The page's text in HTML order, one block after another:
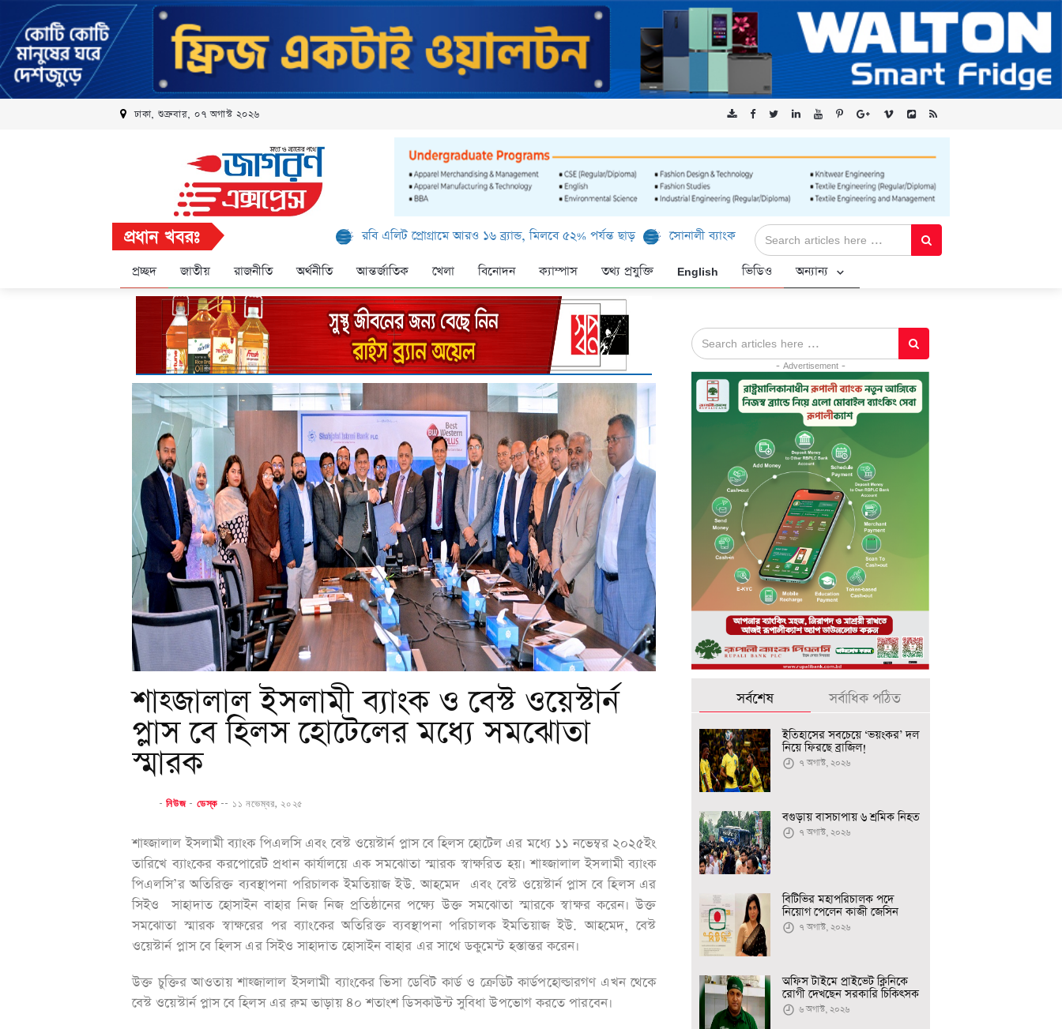
ঢাকা, শুক্রবার, ০৭ অগাস্ট ২০২৬
প্রধান খবরঃ রবি এলিট প্রোগ্রামে আরও ১৬ ব্র্যান্ড, মিলবে ৫২% পর্যন্ত ছাড় সোনালী ব্যাংক লিমিটেড-এর ‘কৃষক কার্ড’ কর্মসূচির জন্য সুরক্ষিত সংযোগ প্রদান করছে
প্রচ্ছদ জাতীয় রাজনীতি অর্থনীতি আন্তর্জাতিক খেলা বিনোদন ক্যাম্পাস তথ্য প্রযুক্তি English ভিডিও অন্যান্য
শাহ্জালাল ইসলামী ব্যাংক ও বেস্ট ওয়েস্টার্ন
প্লাস বে হিলস হোটেলের মধ্যে সমঝোতা
স্মারক
-নিউজ- ডেস্ক -- ১১ নভেম্বর, ২০২৫
শাহ্জালাল ইসলামী ব্যাংক পিএলসি এবং বেস্ট ওয়েস্টার্ন প্লাস বে হিলস হোটেল এর মধ্যে ১১ নভেম্বর ২০২৫ইং
তারিখে ব্যাংকের করপোরেট প্রধান কার্যালয়ে এক সমঝোতা স্মারক স্বাক্ষরিত হয়। শাহ্জালাল ইসলামী ব্যাংক
পিএলসি’র অতিরিক্ত ব্যবস্থাপনা পরিচালক ইমতিয়াজ ইউ. আহমেদ এবং বেস্ট ওয়েস্টার্ন প্লাস বে হিলস এর
সিইও সাহাদাত হোসাইন বাহার নিজ নিজ প্রতিষ্ঠানের পক্ষ্যে উক্ত সমঝোতা স্মারকে স্বাক্ষর করেন। উক্ত
সমঝোতা স্মারক স্বাক্ষরের পর ব্যাংকের অতিরিক্ত ব্যবস্থাপনা পরিচালক ইমতিয়াজ ইউ. আহমেদ, বেস্ট
ওয়েস্টার্ন প্লাস বে হিলস এর সিইও সাহাদাত হোসাইন বাহার এর সাথে ডকুমেন্ট হস্তান্তর করেন।
উক্ত চুক্তির আওতায় শাহ্জালাল ইসলামী ব্যাংকের ভিসা ডেবিট কার্ড ও ক্রেডিট কার্ডপহোল্ডারগণ এখন থেকে
বেস্ট ওয়েস্টার্ন প্লাস বে হিলস এর রুম ভাড়ায় ৪০ শতাংশ ডিসকাউন্ট সুবিধা উপভোগ করতে পারবেন।
- Advertisement -
সর্বশেষ সর্বাধিক পঠিত
ইতিহাসের সবচেয়ে ‘ভয়ংকর’ দল
নিয়ে ফিরছে ব্রাজিল!
৭ অগাস্ট, ২০২৬
বগুড়ায় বাসচাপায় ৬ শ্রমিক নিহত
৭ অগাস্ট, ২০২৬
বিটিভির মহাপরিচালক পদে
নিয়োগ পেলেন কাজী জেসিন
৭ অগাস্ট, ২০২৬
অফিস টাইমে প্রাইভেট ক্লিনিকে
রোগী দেখছেন সরকারি চিকিৎসক
৬ অগাস্ট, ২০২৬